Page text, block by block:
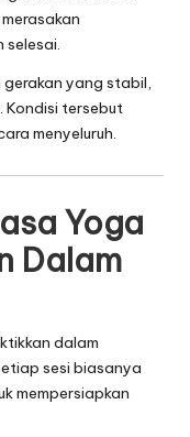
selesai.
gerakan yang stabil,
Kondisi tersebut
menyeluruh.
Yoga
Dalam
dalam
sesi biasanya
mempersiapkan